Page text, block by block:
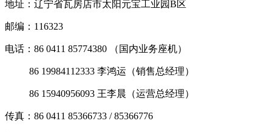
地址： 辽宁省瓦房店市太阳元宝工业园B区
邮编： 116323
电话：86 0411 85774380 （国内业务座机）
86 19984112333 李鸿运（销售总经理）
86 15940956093 王李晨（运营总经理）
传真：86 0411 85366733 / 85366776